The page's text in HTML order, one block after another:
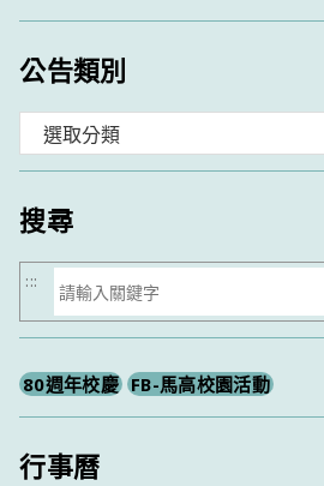
公告類別
類
搜尋
搜
尋
:::
80週年校慶 FB-馬高校園活動
行事曆